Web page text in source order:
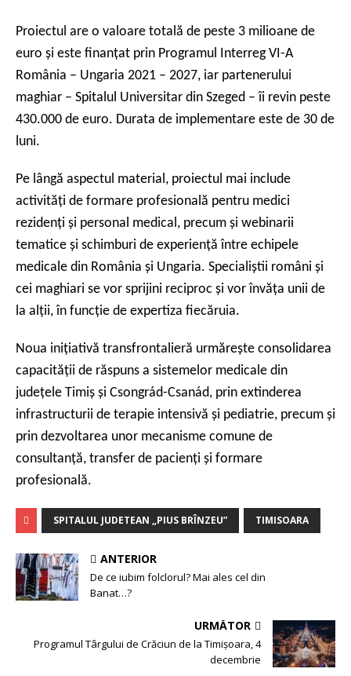
Proiectul are o valoare totală de peste 3 milioane de
euro și este finanțat prin Programul Interreg VI-A
România – Ungaria 2021 – 2027, iar partenerului
maghiar – Spitalul Universitar din Szeged – îi revin peste
430.000 de euro. Durata de implementare este de 30 de
luni.
Pe lângă aspectul material, proiectul mai include
activități de formare profesională pentru medici
rezidenți și personal medical, precum și webinarii
tematice și schimburi de experiență între echipele
medicale din România și Ungaria. Specialiștii români și
cei maghiari se vor sprijini reciproc și vor învăța unii de
la alții, în funcție de expertiza fiecăruia.
Noua inițiativă transfrontalieră urmărește consolidarea
capacității de răspuns a sistemelor medicale din
județele Timiș și Csongrád-Csanád, prin extinderea
infrastructurii de terapie intensivă și pediatrie, precum și
prin dezvoltarea unor mecanisme comune de
consultanță, transfer de pacienți și formare
profesională.
SPITALUL JUDETEAN „PIUS BRÎNZEU” TIMISOARA
ANTERIOR
De ce iubim folclorul? Mai ales cel din
Banat…?
URMĂTOR
Programul Târgului de Crăciun de la Timișoara, 4
decembrie